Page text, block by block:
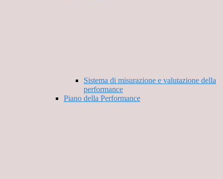
Sistema di misurazione e valutazione della
performance
Piano della Performance